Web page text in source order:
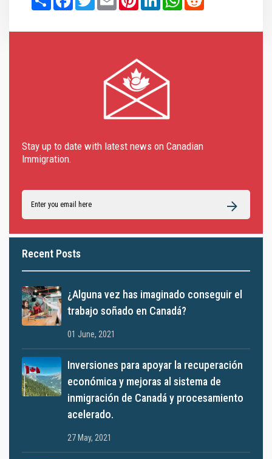
Stay up to date with latest news on Canadian
Immigration.
Recent Posts
¿Alguna vez has imaginado conseguir el
trabajo soñado en Canadá?
01 June, 2021
Inversiones para apoyar la recuperación
económica y mejoras al sistema de
inmigración de Canadá y procesamiento
acelerado.
27 May, 2021